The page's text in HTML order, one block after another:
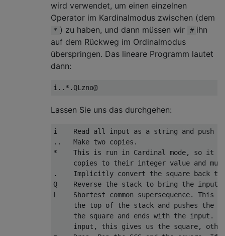
wird verwendet, um einen einzelnen
Operator im Kardinalmodus zwischen (dem
* ) zu haben, und dann müssen wir # ihn
auf dem Rückweg im Ordinalmodus
überspringen. Das lineare Programm lautet
dann:
Lassen Sie uns das durchgehen:
i    Read all input as a string and push
..   Make two copies.
*    This is run in Cardinal mode, so it
copies to their integer value and
.    Implicitly convert the square back to
Q    Reverse the stack to bring the input
L    Shortest common supersequence. This
the top of the stack and pushes the
the square and ends with the input.
input, this gives us the square,